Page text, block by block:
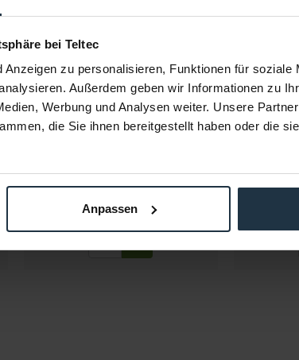
bei Teltec
zu personalisieren, Funktionen für soziale
Außerdem geben wir Informationen zu
Werbung und Analysen weiter. Unsere
die Sie ihnen bereitgestellt haben oder die
Anpassen
Miller Zubehöradapter (1/4")
zur Befestigung von Zubehör an AIR-
€ 38,00
1-2 Wochen ab Bestellung
Miller
Stativarm